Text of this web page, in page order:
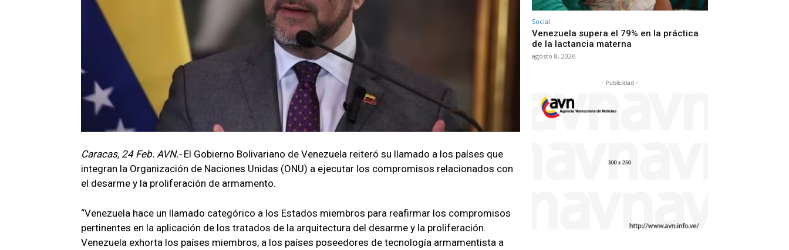
Caracas, 24 Feb. AVN.- El Gobierno Bolivariano de Venezuela reiteró su llamado a los países que
integran la Organización de Naciones Unidas (ONU) a ejecutar los compromisos relacionados con
el desarme y la proliferación de armamento.
“Venezuela hace un llamado categórico a los Estados miembros para reafirmar los compromisos
pertinentes en la aplicación de los tratados de la arquitectura del desarme y la proliferación.
Venezuela exhorta los países miembros, a los países poseedores de tecnología armamentista a
Social
Venezuela supera el 79% en la práctica
de la lactancia materna
agosto 8, 2026
- Publicidad -